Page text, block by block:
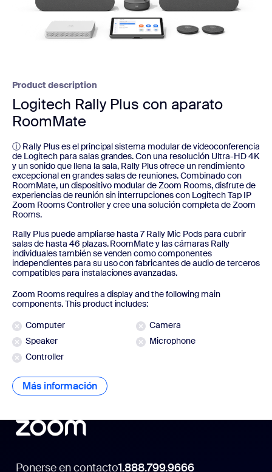
Product description
Logitech Rally Plus con aparato
RoomMate
ⓘ Rally Plus es el principal sistema modular de videoconferencia
de Logitech para salas grandes. Con una resolución Ultra-HD 4K
y un sonido que llena la sala, Rally Plus ofrece un rendimiento
excepcional en grandes salas de reuniones. Combinado con
RoomMate, un dispositivo modular de Zoom Rooms, disfrute de
experiencias de reunión sin interrupciones con Logitech Tap IP
Zoom Rooms Controller y cree una solución completa de Zoom
Rooms.
Rally Plus puede ampliarse hasta 7 Rally Mic Pods para cubrir
salas de hasta 46 plazas. RoomMate y las cámaras Rally
individuales también se venden como componentes
independientes para su uso con fabricantes de audio de terceros
compatibles para instalaciones avanzadas.
Zoom Rooms requires a display and the following main
components. This product includes:
Computer
Camera
Speaker
Microphone
Controller
Más información Más información
Ponerse en contacto1.888.799.9666